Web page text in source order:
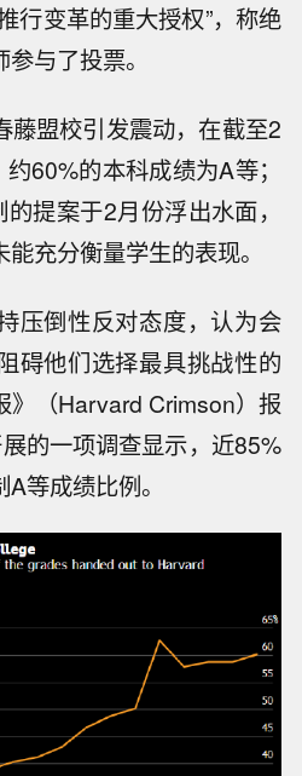
行变革的重大授权”，称绝
与了投票。
藤盟校引发震动，在截至2
60%的本科成绩为A等；
提案于2月份浮出水面，
充分衡量学生的表现。
压倒性反对态度，认为会
碍他们选择最具挑战性的
》（Harvard Crimson）报
的一项调查显示，近85%
等成绩比例。